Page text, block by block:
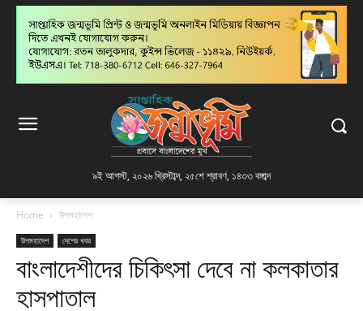
৯ই আগস্ট, ২০২৬ খ্রিস্টাব্দ, ২৫শে শ্রাবণ, ১৪৩৩ বঙ্গাব্দ
Home উপমহাদেশ
উপমহাদেশ দেশের খবর
বাংলাদেশীদের চিকিৎসা দেবে না কলকাতার
হাসপাতাল